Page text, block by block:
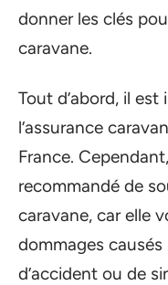
donner les clés
caravane.
Tout d’abord, il
l’assurance
France.
recommandé de
caravane, car elle
dommages
d’accident ou de